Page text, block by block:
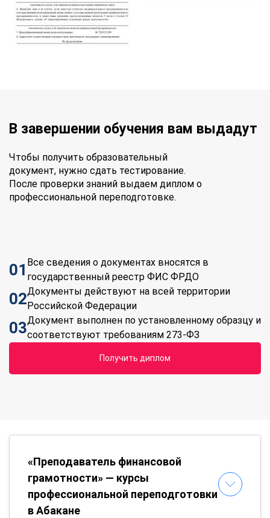
В завершении обучения вам выдадут
Чтобы получить образовательный
документ, нужно сдать тестирование.
После проверки знаний выдаем диплом о
профессиональной переподготовке.
01 Все сведения о документах вносятся в
государственный реестр ФИС ФРДО
02Документы действуют на всей территории
Российской Федерации
03Документ выполнен по установленному образцу и
соответствуют требованиям 273-ФЗ
Получить диплом
«Преподаватель финансовой
грамотности» — курсы
профессиональной переподготовки
в Абакане